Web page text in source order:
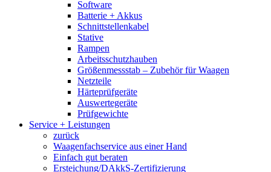
Software
Batterie + Akkus
Schnittstellenkabel
Stative
Rampen
Arbeitsschutzhauben
Größenmessstab – Zubehör für Waagen
Netzteile
Härteprüfgeräte
Auswertegeräte
Prüfgewichte
Service + Leistungen
zurück
Waagenfachservice aus einer Hand
Einfach gut beraten
Ersteichung/DAkkS-Zertifizierung